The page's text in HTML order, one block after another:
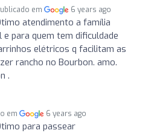
em 6 years ago
atendimento a família
para quem tem dificuldade
elétricos q facilitam as
rancho no Bourbon. amo.
.
em 6 years ago
para passear